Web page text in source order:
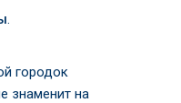
.
городок
знаменит на